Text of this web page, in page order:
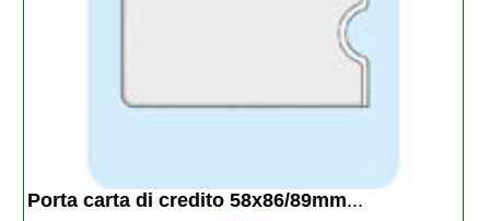
Porta carta di credito 58x86/89mm...